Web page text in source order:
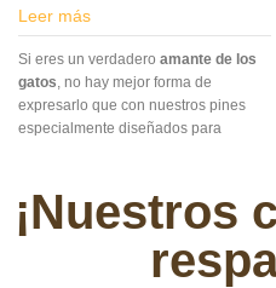
Leer más
Si eres un verdadero amante de los
gatos, no hay mejor forma de
expresarlo que con nuestros pines
especialmente diseñados para
atuendo, sino también una manera
encantadora de llevar siempre
felinos.- Pin de acrílico y metal.
¡Nuestros